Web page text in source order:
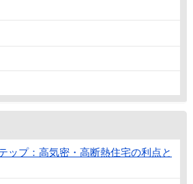
ップ：高気密・高断熱住宅の利点と